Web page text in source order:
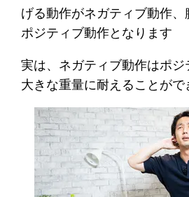
げる動作がネガティブ動作
ポジティブ動作となります
実は、ネガティブ動作はポジ
大きな重量に耐えることがで